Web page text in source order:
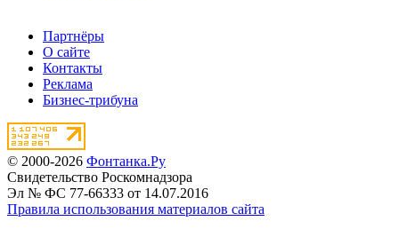
Партнёры
О сайте
Контакты
Реклама
Бизнес-трибуна
© 2000-2026 Фонтанка.Ру
Свидетельство Роскомнадзора
Эл № ФС 77-66333 от 14.07.2016
Правила использования материалов сайта